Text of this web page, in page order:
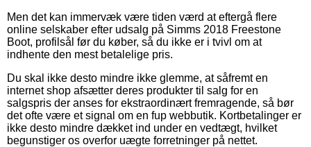
Men det kan immervæk være tiden værd at eftergå flere
online selskaber efter udsalg på Simms 2018 Freestone
Boot, profilsål før du køber, så du ikke er i tvivl om at
indhente den mest betalelige pris.
Du skal ikke desto mindre ikke glemme, at såfremt en
internet shop afsætter deres produkter til salg for en
salgspris der anses for ekstraordinært fremragende, så bør
det ofte være et signal om en fup webbutik. Kortbetalinger er
ikke desto mindre dækket ind under en vedtægt, hvilket
begunstiger os overfor uægte forretninger på nettet.